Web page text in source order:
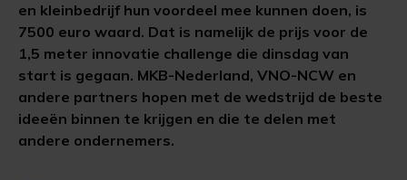
en kleinbedrijf hun voordeel mee kunnen doen, is
7500 euro waard. Dat is namelijk de prijs voor de
1,5 meter innovatie challenge die dinsdag van
start is gegaan. MKB-Nederland, VNO-NCW en
andere partners hopen met de wedstrijd de beste
ideeën binnen te krijgen en die te delen met
andere ondernemers.